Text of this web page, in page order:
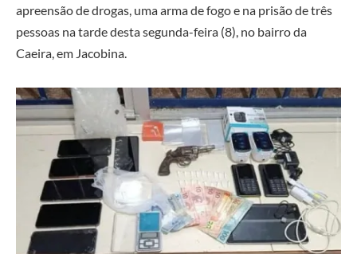
apreensão de drogas, uma arma de fogo e na prisão de três
pessoas na tarde desta segunda-feira (8), no bairro da
Caeira, em Jacobina.